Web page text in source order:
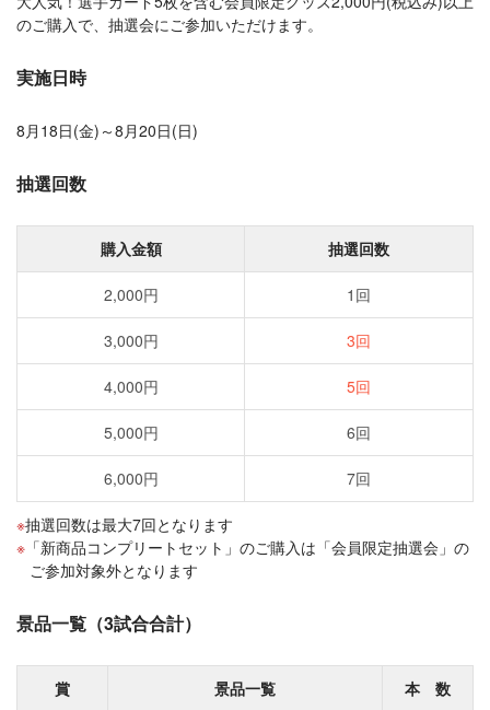
のご購入で、抽選会にご参加いただけます。
実施日時
8月18日(金)～8月20日(日)
抽選回数
購入金額 抽選回数
2,000円 1回
3,000円 3回
4,000円 5回
5,000円 6回
6,000円 7回
抽選回数は最大7回となります
「新商品コンプリートセット」のご購入は「会員限定抽選会」の
ご参加対象外となります
景品一覧（3試合合計）
賞 景品一覧 本 数